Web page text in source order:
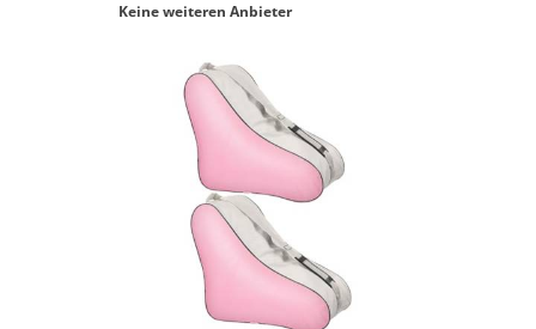
Keine weiteren Anbieter